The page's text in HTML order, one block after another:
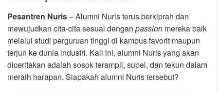
Pesantren Nuris– Alumni Nuris terus berkiprah dan
mewujudkan cita-cita sesuai dengan passion mereka baik
melalui studi perguruan tinggi di kampus favorit maupun
terjun ke dunia industri. Kali ini, alumni Nuris yang akan
diceritakan adalah sosok terampil, supel, dan tekun dalam
meraih harapan. Siapakah alumni Nuris tersebut?